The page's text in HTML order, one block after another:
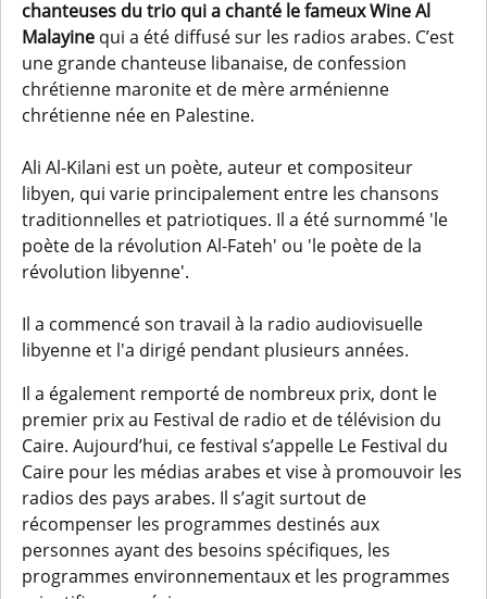
chanteuses du trio qui a chanté le fameux Wine Al
Malayine qui a été diffusé sur les radios arabes. C’est
une grande chanteuse libanaise, de confession
chrétienne maronite et de mère arménienne
chrétienne née en Palestine.
Ali Al-Kilani est un poète, auteur et compositeur
libyen, qui varie principalement entre les chansons
traditionnelles et patriotiques. Il a été surnommé 'le
poète de la révolution Al-Fateh' ou 'le poète de la
révolution libyenne'.
Il a commencé son travail à la radio audiovisuelle
libyenne et l'a dirigé pendant plusieurs années.
Il a également remporté de nombreux prix, dont le
premier prix au Festival de radio et de télévision du
Caire. Aujourd’hui, ce festival s’appelle Le Festival du
Caire pour les médias arabes et vise à promouvoir les
radios des pays arabes. Il s’agit surtout de
récompenser les programmes destinés aux
personnes ayant des besoins spécifiques, les
programmes environnementaux et les programmes